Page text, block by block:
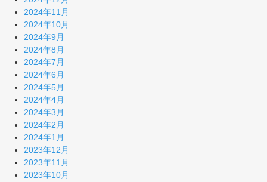
2024年11月
2024年10月
2024年9月
2024年8月
2024年7月
2024年6月
2024年5月
2024年4月
2024年3月
2024年2月
2024年1月
2023年12月
2023年11月
2023年10月